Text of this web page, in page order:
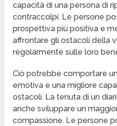
capacità di una persona di
contraccolpi. Le persone
prospettiva più positiva e
affrontare gli ostacoli della
regolarmente sulle loro
Ciò potrebbe comportare
emotiva e una migliore
ostacoli. La tenuta di un
anche sviluppare un
compassione. Le persone